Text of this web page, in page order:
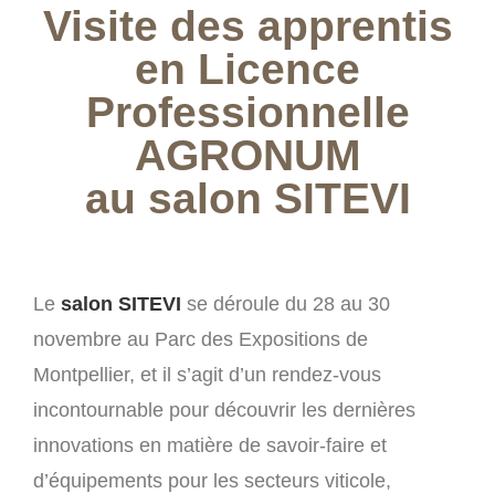
Visite des apprentis
en Licence
Professionnelle
AGRONUM
au salon SITEVI
Le salon SITEVI se déroule du 28 au 30
novembre au Parc des Expositions de
Montpellier, et il s’agit d’un rendez-vous
incontournable pour découvrir les dernières
innovations en matière de savoir-faire et
d’équipements pour les secteurs viticole,